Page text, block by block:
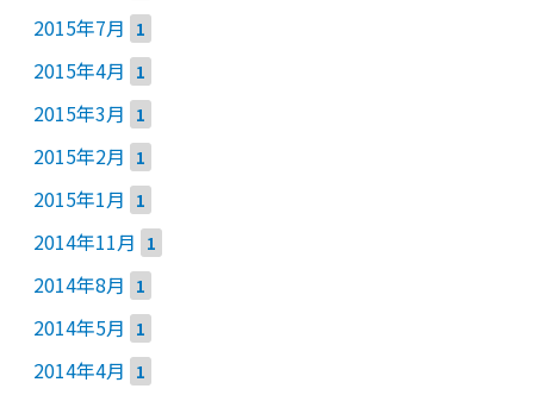
2015年7月 1
2015年4月 1
2015年3月 1
2015年2月 1
2015年1月 1
2014年11月 1
2014年8月 1
2014年5月 1
2014年4月 1